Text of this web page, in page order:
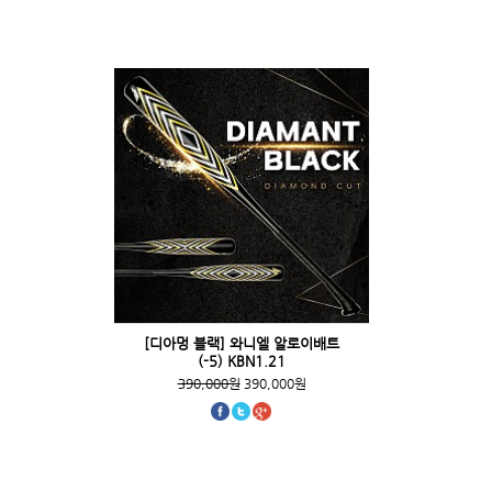
[디아멍 블랙] 와니엘 알로이배트
(-5) KBN1.21
390,000원390,000원